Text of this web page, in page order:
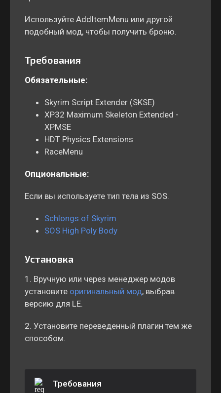
Используйте AddItemMenu или другой
подобный мод, чтобы получить броню.
Требования
Обязательные:
Skyrim Script Extender (SKSE)
XP32 Maximum Skeleton Extended -
XPMSE
HDT Physics Extensions
RaceMenu
Опциональные:
Если вы используете тип тела из SOS.
Schlongs of Skyrim
SOS High Poly Body
Установка
1. Вручную или через менеджер модов
установите оригинальный мод, выбрав
версию для LE.
2. Установите переведенный плагин тем же
способом.
Требования